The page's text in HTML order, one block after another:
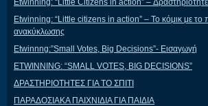
Etwinning: “Little citizens in action” – Το κόμικ με το
ανακύκλωσης
Etwinnng:”Small Votes, Big Decisions”- Εισαγωγή
ETWINNING: “SMALL VOTES, BIG DECISIONS”
ΔΡΑΣΤΗΡΙΟΤΗΤΕΣ ΓΙΑ ΤΟ ΣΠΙΤΙ
ΠΑΡΑΔΟΣΙΑΚΑ ΠΑΙΧΝΙΔΙΑ ΓΙΑ ΠΑΙΔΙΑ